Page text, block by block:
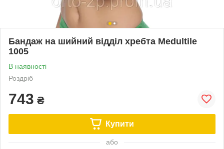
Бандаж на шийний відділ хребта Medultile
1005
В наявності
Роздріб
743 ₴
Купити
або